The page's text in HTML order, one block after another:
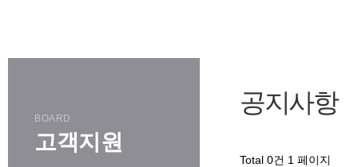
BOARD
고객지원
공지사항
Total 0건 1 페이지